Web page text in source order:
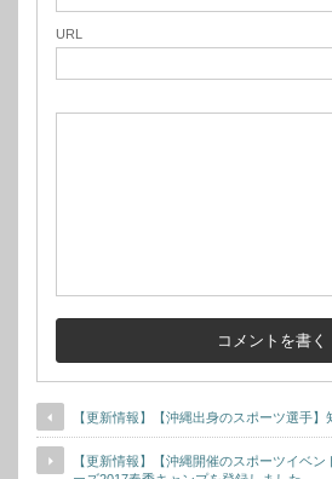
URL
【更新情報】【沖縄出身のスポーツ選手
【更新情報】【沖縄開催のスポーツイベ